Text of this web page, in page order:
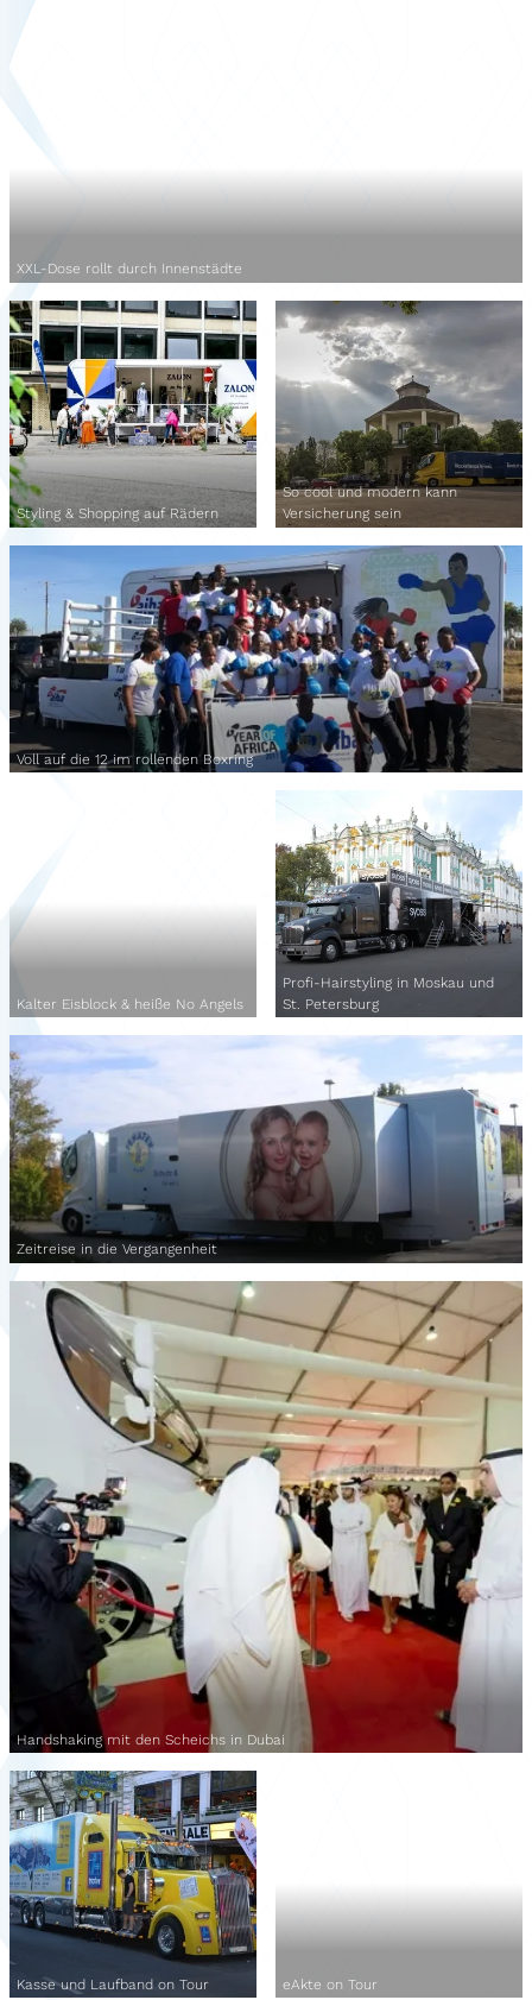
XXL-Dose rollt durch Innenstädte
Styling & Shopping auf Rädern
Voll auf die 12 im rollenden Boxring
So cool und modern kann
Versicherung sein
Kalter Eisblock & heiße No Angels
Zeitreise in die Vergangenheit
Handshaking mit den Scheichs in Dubai
Profi-Hairstyling in Moskau und
St. Petersburg
Kasse und Laufband on Tour eAkte on Tour